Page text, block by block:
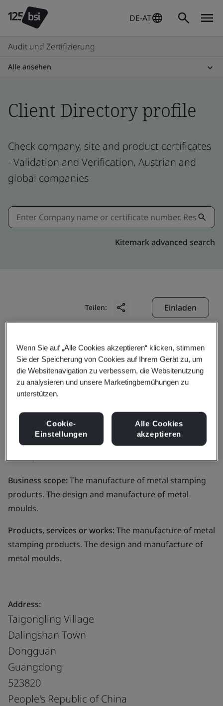
DE-AT
Audit und Zertifizierung
Alle ansehen
Client Directory profile
Check company, site and product certificates
- Validation and Verification, Austrian and
global companies
Kitemark advanced search
Teilen: Einladen
Dongguan Hao Shun
Precision Technology
Co., Ltd.
Business scope:The manufacture of metal stamping
products. The design and manufacture of metal
moulds.
Products, services or works:The manufacture of metal
stamping products. The design and manufacture of
metal moulds.
Address:
Taigongling Village
Dalingshan Town
Dongguan
Guangdong
523820
People's Republic of China
Wenn Sie auf „Alle Cookies akzeptieren“ klicken, stimmen
Sie der Speicherung von Cookies auf Ihrem Gerät zu, um
die Websitenavigation zu verbessern, die Websitenutzung
zu analysieren und unsere Marketingbemühungen zu
unterstützen.
Cookie-
Einstellungen
Alle Cookies
akzeptieren